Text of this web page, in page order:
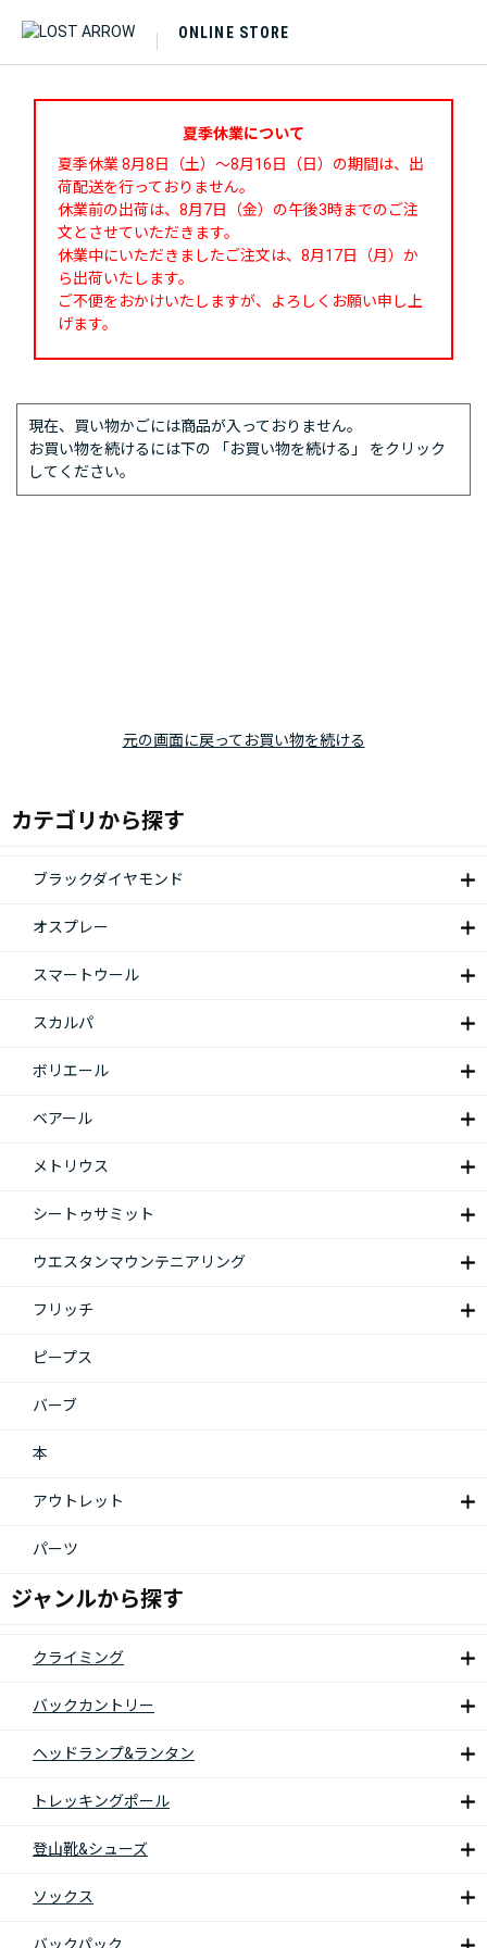
ONLINE STORE
夏季休業について
夏季休業 8月8日（土）～8月16日（日）の期間は、出
荷配送を行っておりません。
休業前の出荷は、8月7日（金）の午後3時までのご注
文とさせていただきます。
休業中にいただきましたご注文は、8月17日（月）か
ら出荷いたします。
ご不便をおかけいたしますが、よろしくお願い申し上
げます。
現在、買い物かごには商品が入っておりません。
お買い物を続けるには下の 「お買い物を続ける」 をクリック
してください。
元の画面に戻ってお買い物を続ける
カテゴリから探す
ブラックダイヤモンド
オスプレー
スマートウール
スカルパ
ボリエール
ベアール
メトリウス
シートゥサミット
ウエスタンマウンテニアリング
フリッチ
ピープス
バーブ
本
アウトレット
パーツ
ジャンルから探す
クライミング
バックカントリー
ヘッドランプ&ランタン
トレッキングポール
登山靴&シューズ
ソックス